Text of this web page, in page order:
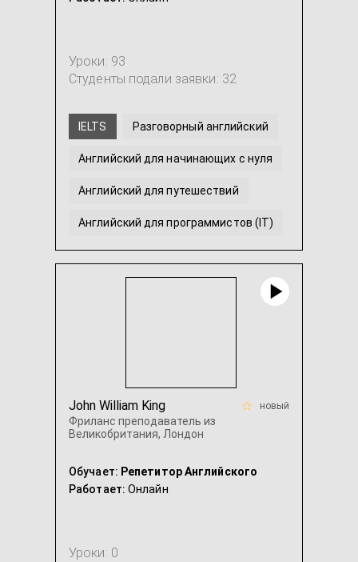
Уроки: 93
Студенты подали заявки: 32
IELTS Разговорный английский
Английский для начинающих с нуля
Английский для путешествий
Английский для программистов (IT)
Интенсивный английский ...
John William King
Фриланс преподаватель из
Великобритания, Лондон
новый
Обучает: Репетитор Английского
Работает: Онлайн
Уроки: 0